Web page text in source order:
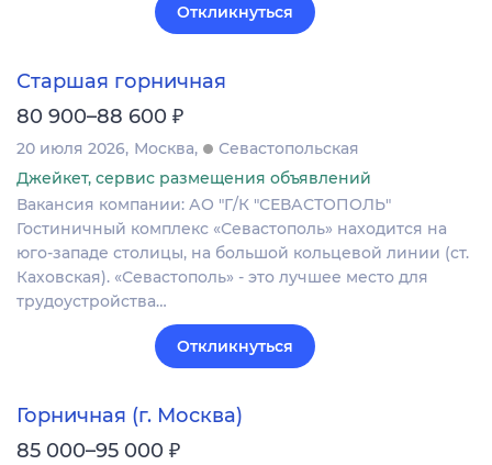
Откликнуться
Старшая горничная
80 900–88 600 ₽
20 июля 2026 Москва
Севастопольская
Джейкет, сервис размещения объявлений
Вакансия компании: АО "Г/К "СЕВАСТОПОЛЬ"
Гостиничный комплекс «Севастополь» находится на
юго-западе столицы, на большой кольцевой линии (ст.
Каховская). «Севастополь» - это лучшее место для
трудоустройства…
Откликнуться
Горничная (г. Москва)
85 000–95 000 ₽